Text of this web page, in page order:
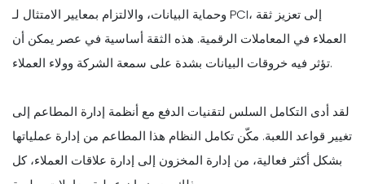
وحماية البيانات، والالتزام بمعايير الامتثال لـ PCI، إلى تعزيز ثقة
العملاء في المعاملات الرقمية. هذه الثقة أساسية في عصر يمكن أن
تؤثر فيه خروقات البيانات بشدة على سمعة الشركة وولاء العملاء.
لقد أدى التكامل السلس لتقنيات الدفع مع أنظمة إدارة المطاعم إلى
تغيير قواعد اللعبة. مكّن تكامل النظام هذا المطاعم من إدارة عملياتها
بشكل أكثر فعالية، من إدارة المخزون إلى إدارة علاقات العملاء، كل